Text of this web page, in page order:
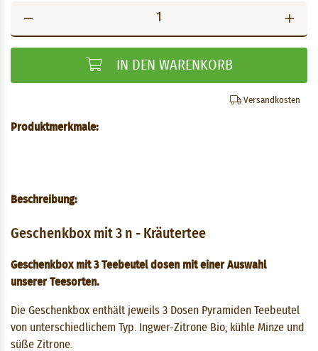
IN DEN WARENKORB
Versandkosten
Produktmerkmale:
Beschreibung:
Geschenkbox mit 3 n - Kräutertee
Geschenkbox mit 3 Teebeutel dosen mit einer Auswahl
unserer Teesorten.
Die Geschenkbox enthält jeweils 3 Dosen Pyramiden Teebeutel
von unterschiedlichem Typ. Ingwer-Zitrone Bio, kühle Minze und
süße Zitrone.